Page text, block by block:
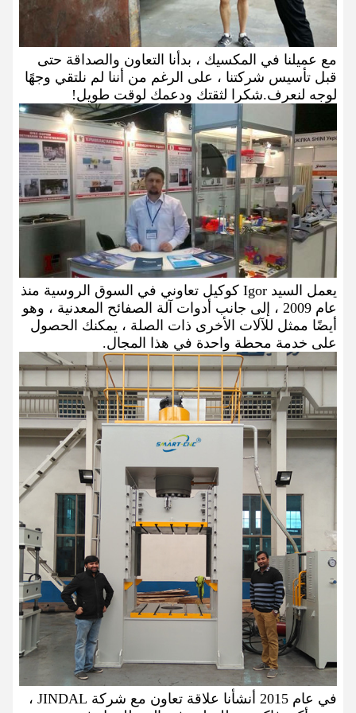
مع عميلنا في المكسيك ، بدأنا التعاون والصداقة حتى
قبل تأسيس شركتنا ، على الرغم من أننا لم نلتقي وجهًا
لوجه لنعرف.شكرا لثقتك ودعمك لوقت طويل!
يعمل السيد Igor كوكيل تعاوني في السوق الروسية منذ
عام 2009 ، إلى جانب أدوات آلة الصفائح المعدنية ، وهو
أيضًا ممثل للآلات الأخرى ذات الصلة ، يمكنك الحصول
على خدمة محطة واحدة في هذا المجال.
في عام 2015 أنشأنا علاقة تعاون مع شركة JINDAL ،